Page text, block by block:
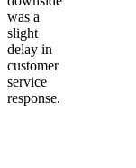
was a
slight
delay in
customer
service
response.